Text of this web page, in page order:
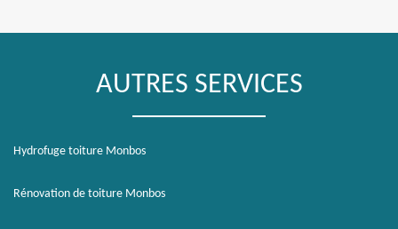
AUTRES SERVICES
Hydrofuge toiture Monbos
Rénovation de toiture Monbos